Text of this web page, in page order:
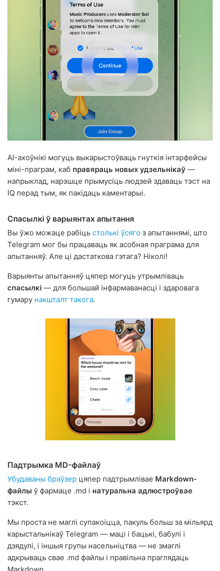
AI-ахоўнікі могуць выкарыстоўваць гнуткія інтэрфейсы
міні-праграм, каб правяраць новых удзельнікаў —
напрыклад, нарэшце прымусіць людзей здаваць тэст на
IQ перад тым, як пакідаць каментарыі.
Спасылкі ў варыянтах апытання
Вы ўжо можаце рабіць столькі ўсяго з апытаннямі, што
Telegram мог бы працаваць як асобная праграма для
апытанняў. Але ці дастаткова гэтага? Ніколі!
Варыянты апытанняў цяпер могуць утрымліваць
спасылкі — для большай інфармаванасці і здаровага
гумару накшталт такога.
Падтрымка MD-файлаў
Убудаваны браўзер цяпер падтрымлівае Markdown-
файлы ў фармаце .md і натуральна адлюстроўвае
тэкст.
Мы проста не маглі супакоіцца, пакуль больш за мільярд
карыстальнікаў Telegram — маці і бацькі, бабулі і
дзядулі, і іншыя групы насельніцтва — не змаглі
адкрываць свае .md файлы і правільна праглядаць